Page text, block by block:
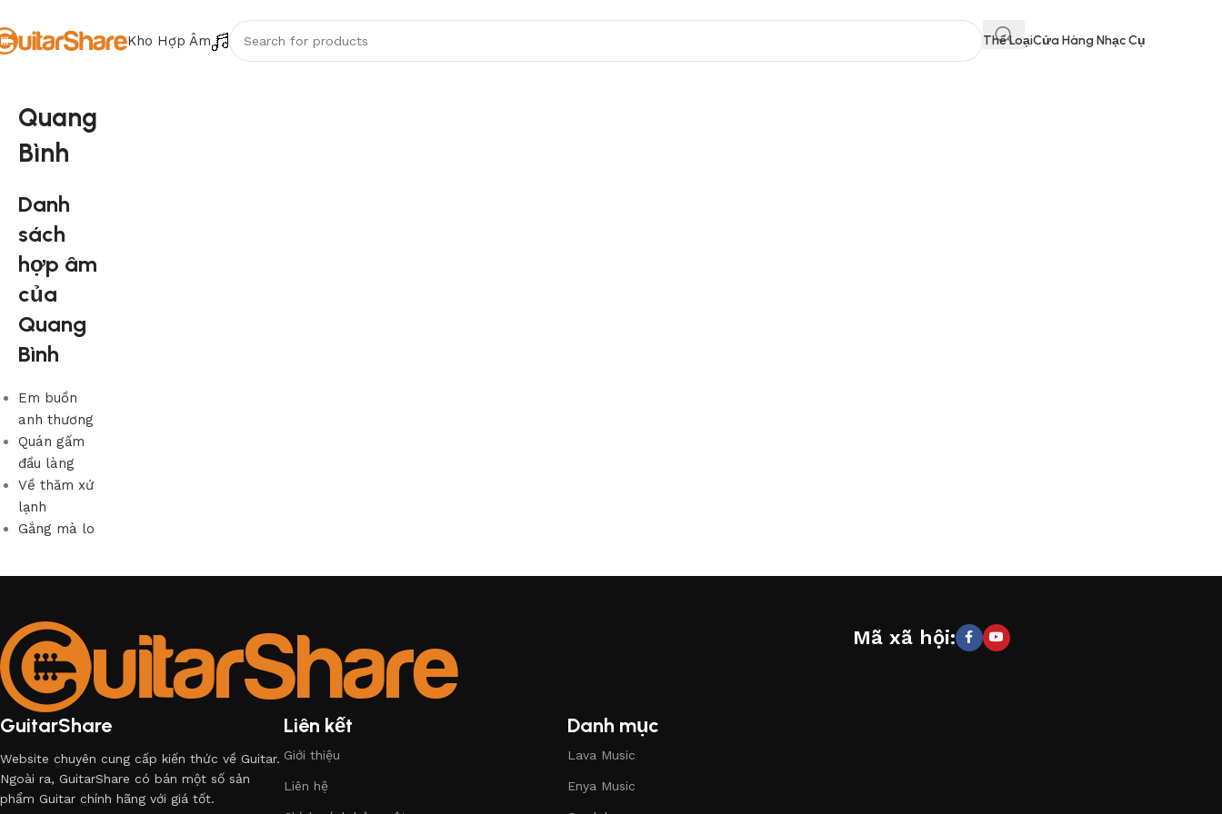
Kho Hợp Âm Thể LoạiCửa Hàng Nhạc Cụ
Quang
Bình
Danh
sách
hợp âm
của
Quang
Bình
Em buồn
anh thương
Quán gấm
đầu làng
Về thăm xứ
lạnh
Gắng mà lo
GuitarShare
Website chuyên cung cấp kiến thức về Guitar.
Ngoài ra, GuitarShare có bán một số sản
phẩm Guitar chính hãng với giá tốt.
Liên kết
Giới thiệu
Liên hệ
Danh mục
Lava Music
Enya Music
Mã xã hội: